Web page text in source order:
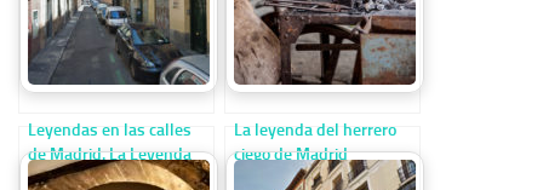
Leyendas en las calles
de Madrid. La Leyenda
del soldado
La leyenda del herrero
ciego de Madrid